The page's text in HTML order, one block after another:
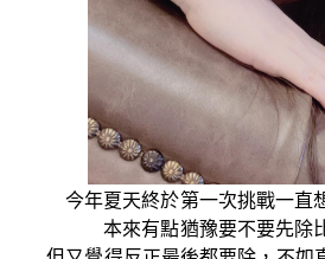
今年夏天終於第一次挑戰一直
本來有點猶豫要不要先除